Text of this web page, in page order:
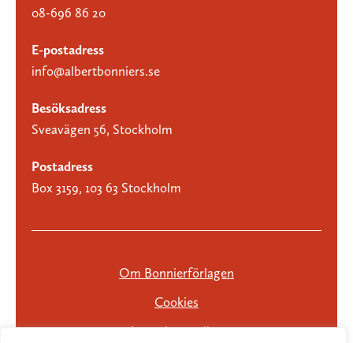
08-696 86 20
E-postadress
info@albertbonniers.se
Besöksadress
Sveavägen 56, Stockholm
Postadress
Box 3159, 103 63 Stockholm
Om Bonnierförlagen
Cookies
Integritetspolicy